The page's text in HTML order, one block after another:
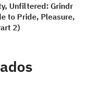
Unfiltered: Grindr
to Pride, Pleasure,
2)